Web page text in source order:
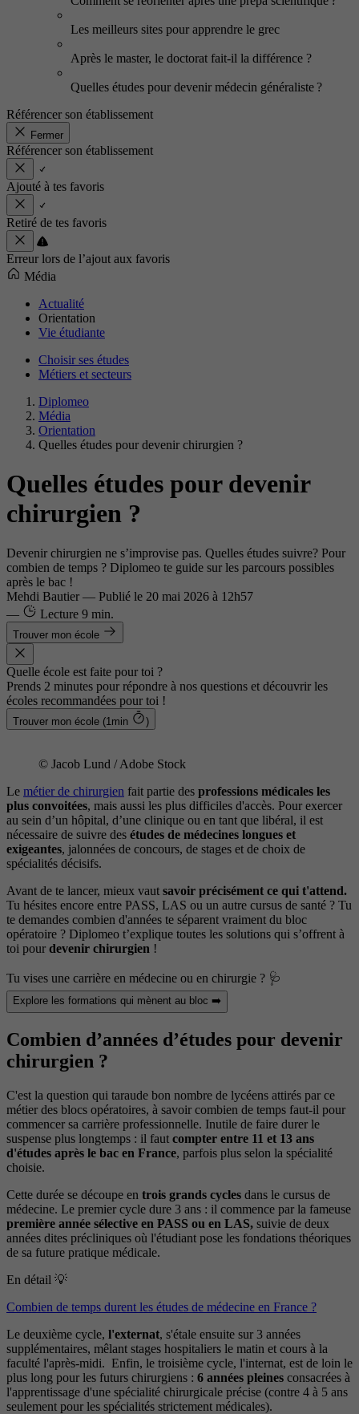
Les meilleurs sites pour apprendre le grec
Après le master, le doctorat fait-il la différence ?
Quelles études pour devenir médecin généraliste ?
Référencer son établissement
Fermer
Référencer son établissement
Ajouté à tes favoris
Retiré de tes favoris
Erreur lors de l’ajout aux favoris
Média
Actualité
Orientation
Vie étudiante
Choisir ses études
Métiers et secteurs
Diplomeo
Média
Orientation
Quelles études pour devenir chirurgien ?
Quelles études pour devenir
chirurgien ?
Devenir chirurgien ne s’improvise pas. Quelles études suivre? Pour
combien de temps ? Diplomeo te guide sur les parcours possibles
après le bac !
Mehdi Bautier — Publié le 20 mai 2026 à 12h57
—
Lecture 9 min.
Trouver mon école
Quelle école est faite pour toi ?
Prends 2 minutes pour répondre à nos questions et découvrir les
écoles recommandées pour toi !
Trouver mon école (1min )
© Jacob Lund / Adobe Stock
Le métier de chirurgien fait partie des professions médicales les
plus convoitées, mais aussi les plus difficiles d'accès. Pour exercer
au sein d’un hôpital, d’une clinique ou en tant que libéral, il est
nécessaire de suivre des études de médecines longues et
exigeantes, jalonnées de concours, de stages et de choix de
spécialités décisifs.
Avant de te lancer, mieux vaut savoir précisément ce qui t'attend.
Tu hésites encore entre PASS, LAS ou un autre cursus de santé ? Tu
te demandes combien d'années te séparent vraiment du bloc
opératoire ? Diplomeo t’explique toutes les solutions qui s’offrent à
toi pour devenir chirurgien !
Tu vises une carrière en médecine ou en chirurgie ? 🩺
Explore les formations qui mènent au bloc ➡️
Combien d’années d’études pour devenir
chirurgien ?
C'est la question qui taraude bon nombre de lycéens attirés par ce
métier des blocs opératoires, à savoir combien de temps faut-il pour
commencer sa carrière professionnelle. Inutile de faire durer le
suspense plus longtemps : il faut compter entre 11 et 13 ans
d'études après le bac en France, parfois plus selon la spécialité
choisie.
Cette durée se découpe en trois grands cycles dans le cursus de
médecine. Le premier cycle dure 3 ans : il commence par la fameuse
première année sélective en PASS ou en LAS, suivie de deux
années dites précliniques où l'étudiant pose les fondations théoriques
de sa future pratique médicale.
En détail 💡
Combien de temps durent les études de médecine en France ?
Le deuxième cycle, l'externat, s'étale ensuite sur 3 années
supplémentaires, mêlant stages hospitaliers le matin et cours à la
faculté l'après-midi. Enfin, le troisième cycle, l'internat, est de loin le
plus long pour les futurs chirurgiens : 6 années pleines consacrées à
l'apprentissage d'une spécialité chirurgicale précise (contre 4 à 5 ans
seulement pour les spécialités strictement médicales).